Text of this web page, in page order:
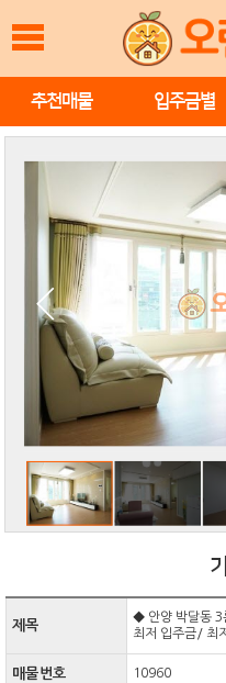
추천매물 입주금별
제목
◆ 안양 박달동
최저 입주금/ 최
매물번호 10960